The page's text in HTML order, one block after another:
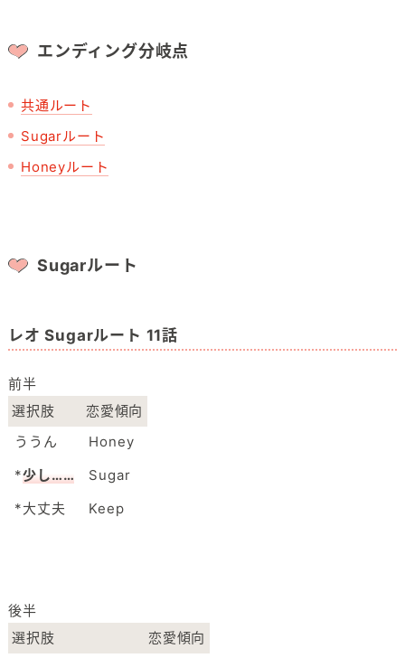
エンディング分岐点
共通ルート
Sugarルート
Honeyルート
Sugarルート
レオ Sugarルート 11話
選択肢
恋愛傾向
ううん
Honey
*少し……
Sugar
*大丈夫
Keep
前半
選択肢
恋愛傾向
後半